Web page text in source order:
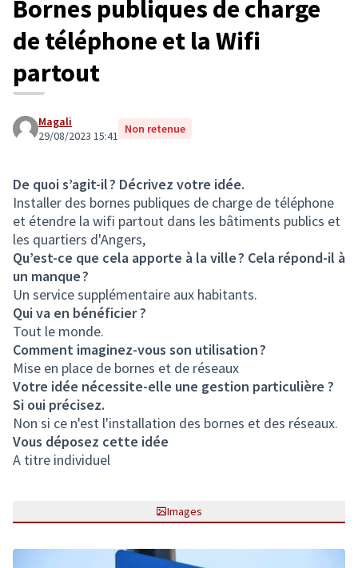
Bornes publiques de charge
de téléphone et la Wifi
partout
Magali
29/08/2023 15:41 Non retenue
De quoi s’agit-il ? Décrivez votre idée.
Installer des bornes publiques de charge de téléphone
et étendre la wifi partout dans les bâtiments publics et
les quartiers d'Angers,
Qu’est-ce que cela apporte à la ville ? Cela répond-il à
un manque ?
Un service supplémentaire aux habitants.
Qui va en bénéficier ?
Tout le monde.
Comment imaginez-vous son utilisation ?
Mise en place de bornes et de réseaux
Votre idée nécessite-elle une gestion particulière ?
Si oui précisez.
Non si ce n'est l'installation des bornes et des réseaux.
Vous déposez cette idée
A titre individuel
Images